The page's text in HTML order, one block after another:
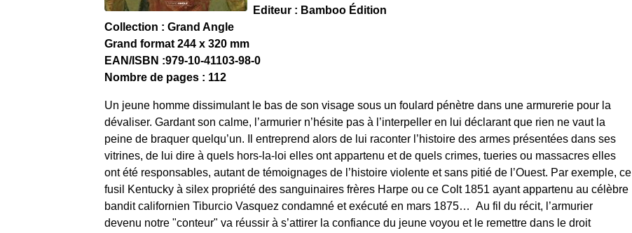
Editeur : Bamboo Édition
Collection : Grand Angle
Grand format 244 x 320 mm
EAN/ISBN :979-10-41103-98-0
Nombre de pages : 112
Un jeune homme dissimulant le bas de son visage sous un foulard pénètre dans une armurerie pour la
dévaliser. Gardant son calme, l’armurier n’hésite pas à l’interpeller en lui déclarant que rien ne vaut la
peine de braquer quelqu’un. Il entreprend alors de lui raconter l’histoire des armes présentées dans ses
vitrines, de lui dire à quels hors-la-loi elles ont appartenu et de quels crimes, tueries ou massacres elles
ont été responsables, autant de témoignages de l’histoire violente et sans pitié de l’Ouest. Par exemple, ce
fusil Kentucky à silex propriété des sanguinaires frères Harpe ou ce Colt 1851 ayant appartenu au célèbre
bandit californien Tiburcio Vasquez condamné et exécuté en mars 1875… Au fil du récit, l’armurier
devenu notre "conteur" va réussir à s’attirer la confiance du jeune voyou et le remettre dans le droit